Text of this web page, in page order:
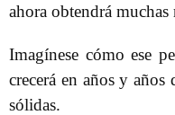
ahora obtendrá
Imagínese cómo ese
crecerá en años y años
sólidas.